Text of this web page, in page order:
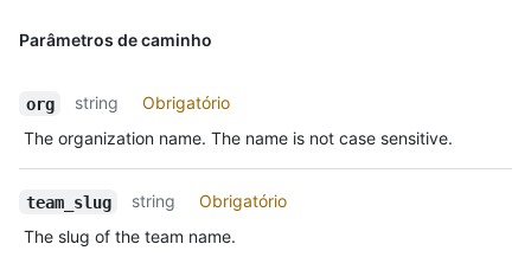
Parâmetros de caminho
org string
Obrigatório
The organization name. The name is not case sensitive.
team_slug string
Obrigatório
The slug of the team name.